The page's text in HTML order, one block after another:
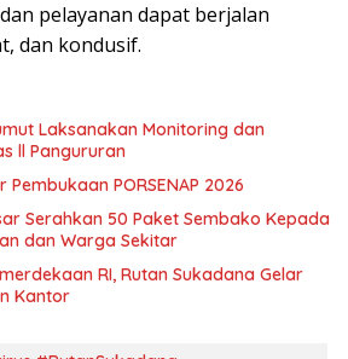
pelayanan dapat berjalan
dan kondusif.
Laksanakan Monitoring dan
ll Pangururan
PORSENAP 2026
Serahkan 50 Paket Sembako Kepada
dan Warga Sekitar
RI, Rutan Sukadana Gelar
Kantor